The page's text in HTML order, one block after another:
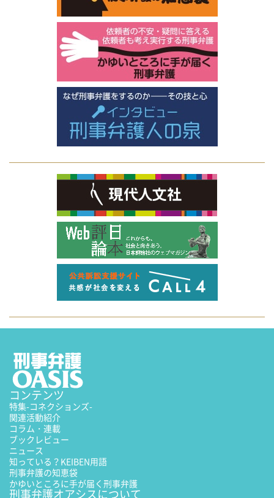
コンテンツ
特集-コネクションズ-
関連活動紹介
コラム・連載
ブックレビュー
ニュース
知っている？KEIBEN用語
刑事弁護の知恵袋
かゆいところに手が届く刑事弁護
刑事弁護オアシスについて